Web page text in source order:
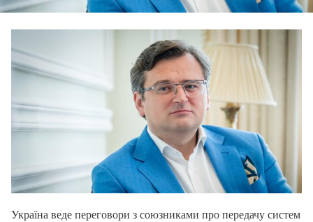
Україна веде переговори з союзниками про передачу систем